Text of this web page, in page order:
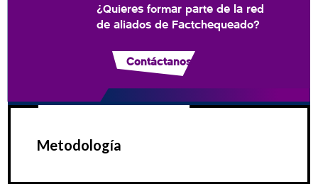
¿Quieres formar parte de la red
de aliados de Factchequeado?
Contáctanos
Metodología